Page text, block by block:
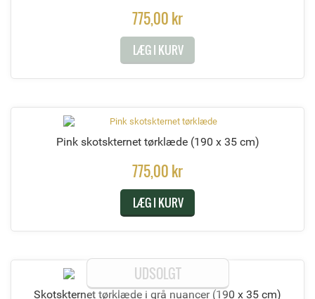
775,00 kr
LÆG I KURV
Pink skotskternet tørklæde (190 x 35 cm)
775,00 kr
LÆG I KURV
UDSOLGT
Skotskternet tørklæde i grå nuancer (190 x 35 cm)